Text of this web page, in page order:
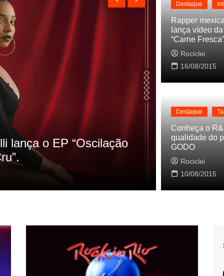
referencias do clipe de
Destaque
Cynthia
Baleiro
Rociclei
Destaque
Rapper
lança vídeo
“Carne Fresca”
Rociclei
16/08/2015
Destaque
Conheça o
qualidade do
GODO
Rociclei
10/08/2015